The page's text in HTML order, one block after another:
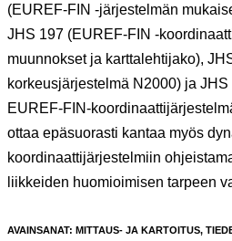
(EUREF-FIN -järjestelmän
JHS 197 (EUREF-FIN -
muunnokset ja karttalehtijako),
korkeusjärjestelmä N2000) ja
EUREF-FIN-
ottaa epäsuorasti kantaa myös
koordinaattijärjestelmiin
liikkeiden huomioimisen tarpeen
AVAINSANAT: MITTAUS- JA KARTOITUS,